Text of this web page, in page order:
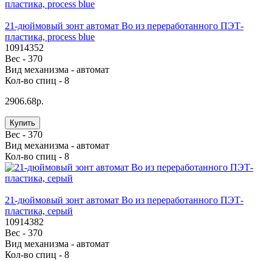
21-дюймовый зонт автомат Bo из переработанного ПЭТ-
пластика, process blue
10914352
Вес - 370
Вид механизма - автомат
Кол-во спиц - 8
2906.68р.
Купить
Вес - 370
Вид механизма - автомат
Кол-во спиц - 8
21-дюймовый зонт автомат Bo из переработанного ПЭТ-
пластика, серый
10914382
Вес - 370
Вид механизма - автомат
Кол-во спиц - 8